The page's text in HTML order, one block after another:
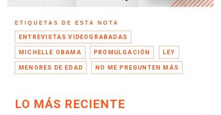
ETIQUETAS DE ESTA NOTA
ENTREVISTAS VIDEOGRABADAS
MICHELLE OBAMA PROMULGACIÓN LEY
MENORES DE EDAD NO ME PREGUNTEN MÁS
LO MÁS RECIENTE